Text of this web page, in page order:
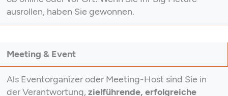
ausrollen, haben Sie gewonnen.
Meeting & Event
Als Eventorganizer oder Meeting-Host sind Sie in
der Verantwortung, zielführende, erfolgreiche